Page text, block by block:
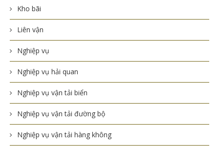
Kho bãi
Liên vận
Nghiệp vụ
Nghiệp vụ hải quan
Nghiệp vụ vận tải biển
Nghiệp vụ vận tải đường bộ
Nghiệp vụ vận tải hàng không